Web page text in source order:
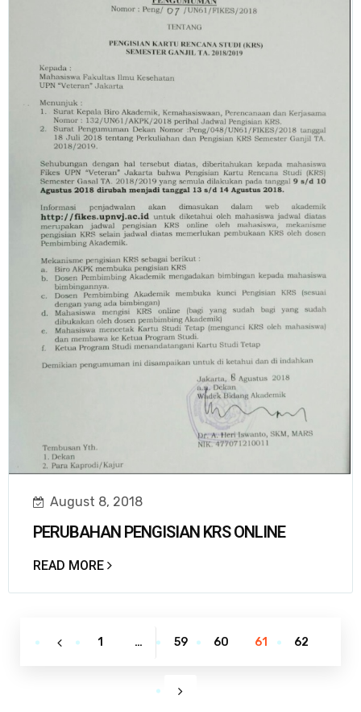
August 8, 2018
PERUBAHAN PENGISIAN KRS ONLINE
READ MORE
1 … 59 60 61 62